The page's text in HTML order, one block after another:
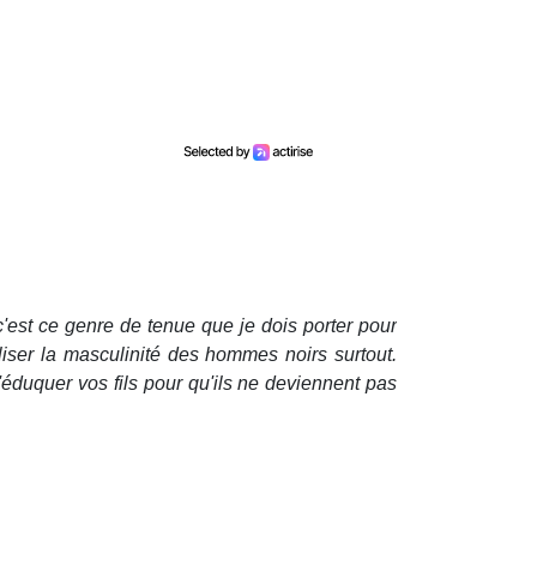
ce genre de tenue que je dois porter pour
la masculinité des hommes noirs surtout.
vos fils pour qu'ils ne deviennent pas